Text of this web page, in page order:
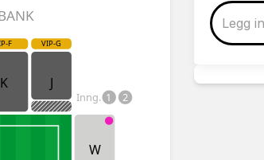
J
K
W
F VIP-G
Inng. 1 2